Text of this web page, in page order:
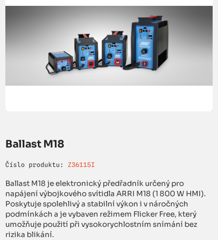
Ballast M18
Číslo produktu: Z36115I
Ballast M18 je elektronický předřadník určený pro
napájení výbojkového svítidla ARRI M18 (1 800 W HMI).
Poskytuje spolehlivý a stabilní výkon i v náročných
podmínkách a je vybaven režimem Flicker Free, který
umožňuje použití při vysokorychlostním snímání bez
rizika blikání.